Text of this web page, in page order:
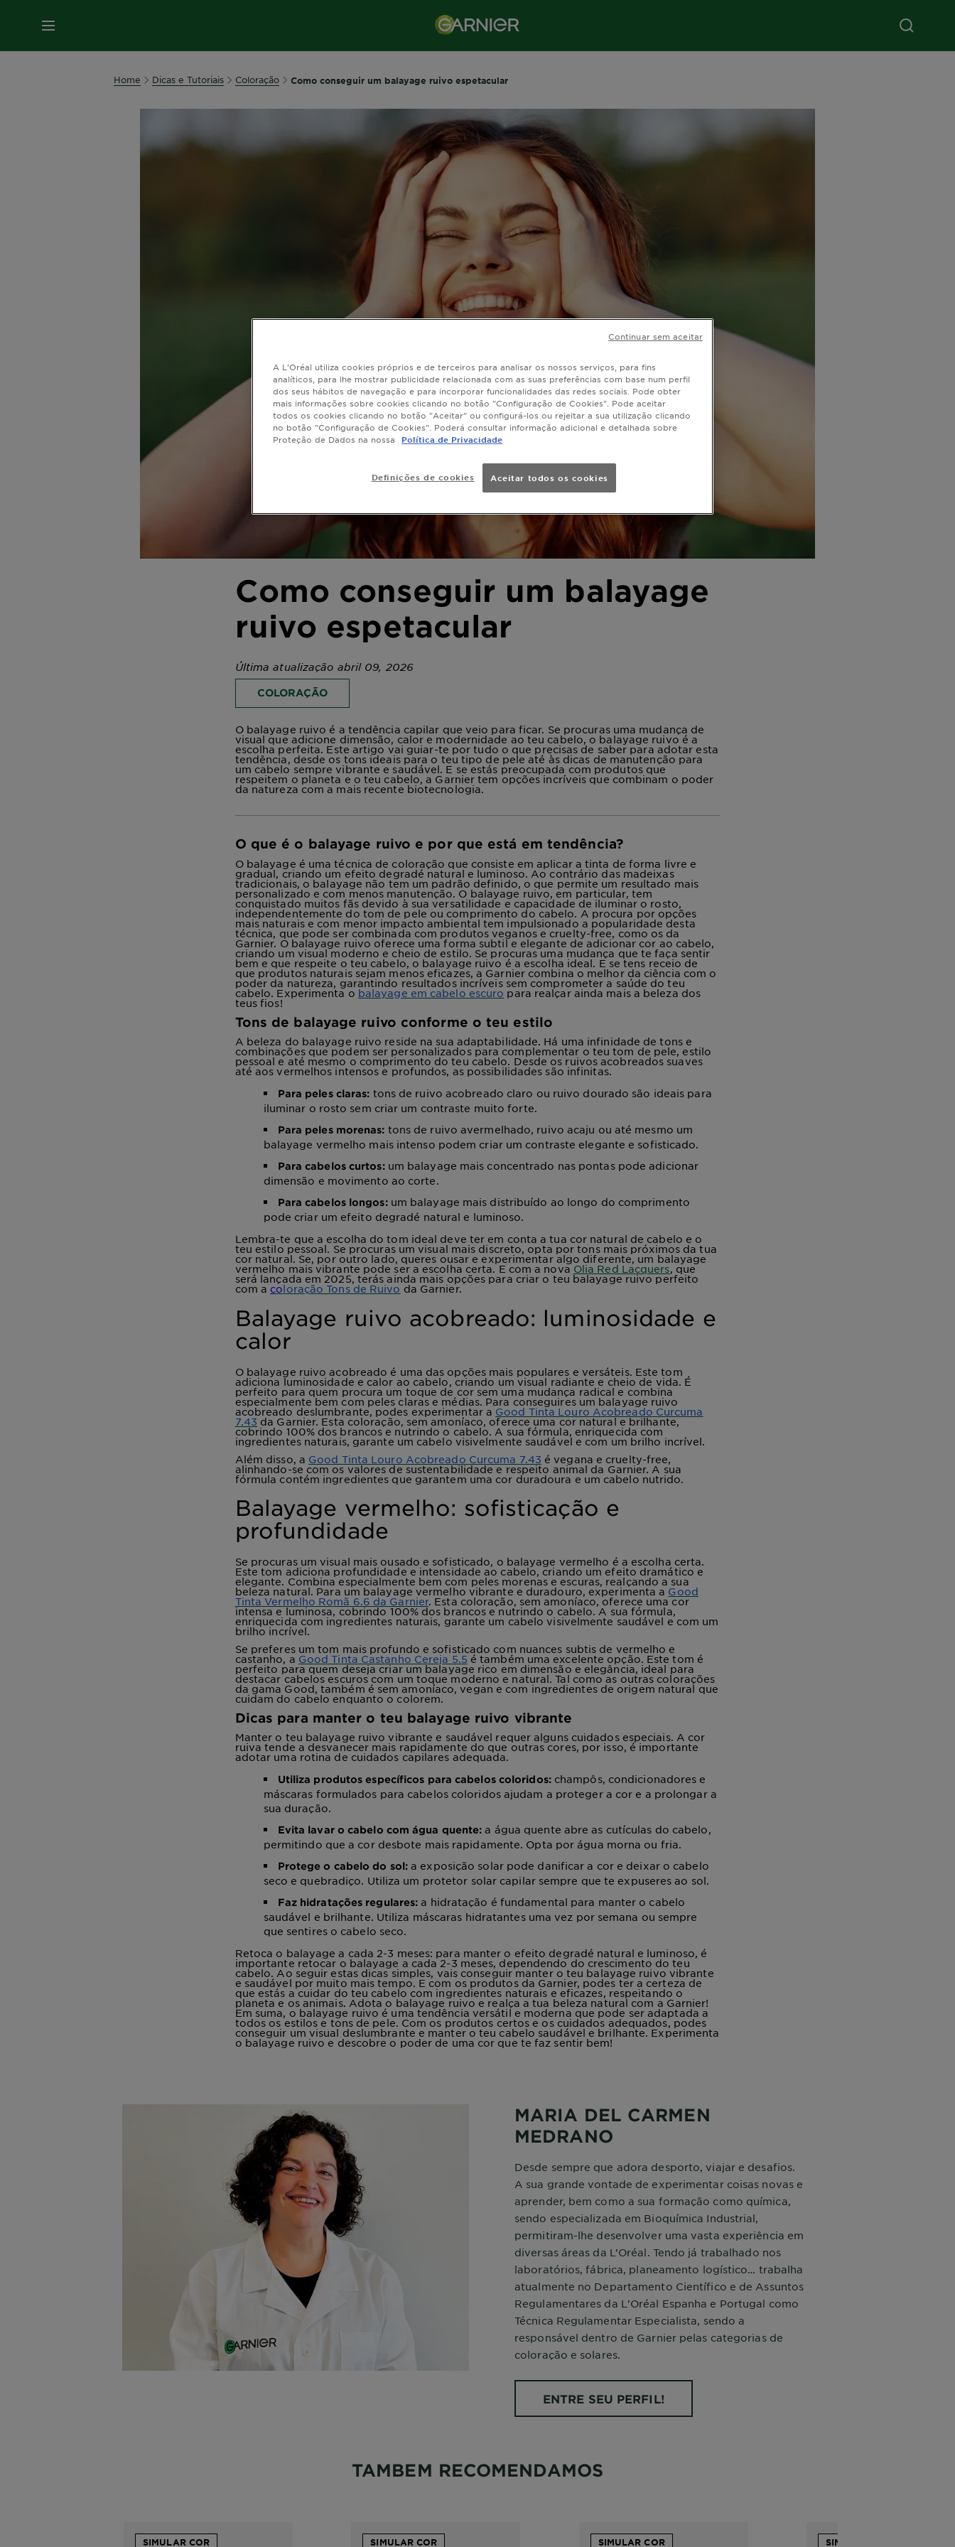
MENU
Home Dicas e Tutoriais Coloração Como conseguir um balayage ruivo espetacular
Como conseguir um balayage
ruivo espetacular
Última atualização abril 09, 2026
COLORAÇÃO
O balayage ruivo é a tendência capilar que veio para ficar. Se procuras uma mudança de
visual que adicione dimensão, calor e modernidade ao teu cabelo, o balayage ruivo é a
escolha perfeita. Este artigo vai guiar-te por tudo o que precisas de saber para adotar esta
tendência, desde os tons ideais para o teu tipo de pele até às dicas de manutenção para
um cabelo sempre vibrante e saudável. E se estás preocupada com produtos que
respeitem o planeta e o teu cabelo, a Garnier tem opções incríveis que combinam o poder
da natureza com a mais recente biotecnologia.
O que é o balayage ruivo e por que está em tendência?
O balayage é uma técnica de coloração que consiste em aplicar a tinta de forma livre e
gradual, criando um efeito degradé natural e luminoso. Ao contrário das madeixas
tradicionais, o balayage não tem um padrão definido, o que permite um resultado mais
personalizado e com menos manutenção. O balayage ruivo, em particular, tem
conquistado muitos fãs devido à sua versatilidade e capacidade de iluminar o rosto,
independentemente do tom de pele ou comprimento do cabelo. A procura por opções
mais naturais e com menor impacto ambiental tem impulsionado a popularidade desta
técnica, que pode ser combinada com produtos veganos e cruelty-free, como os da
Garnier. O balayage ruivo oferece uma forma subtil e elegante de adicionar cor ao cabelo,
criando um visual moderno e cheio de estilo. Se procuras uma mudança que te faça sentir
bem e que respeite o teu cabelo, o balayage ruivo é a escolha ideal. E se tens receio de
que produtos naturais sejam menos eficazes, a Garnier combina o melhor da ciência com o
poder da natureza, garantindo resultados incríveis sem comprometer a saúde do teu
cabelo. Experimenta o balayage em cabelo escuro para realçar ainda mais a beleza dos
teus fios!
Tons de balayage ruivo conforme o teu estilo
A beleza do balayage ruivo reside na sua adaptabilidade. Há uma infinidade de tons e
combinações que podem ser personalizados para complementar o teu tom de pele, estilo
pessoal e até mesmo o comprimento do teu cabelo. Desde os ruivos acobreados suaves
até aos vermelhos intensos e profundos, as possibilidades são infinitas.
Para peles claras: tons de ruivo acobreado claro ou ruivo dourado são ideais para
iluminar o rosto sem criar um contraste muito forte.
Para peles morenas: tons de ruivo avermelhado, ruivo acaju ou até mesmo um
balayage vermelho mais intenso podem criar um contraste elegante e sofisticado.
Para cabelos curtos: um balayage mais concentrado nas pontas pode adicionar
dimensão e movimento ao corte.
Para cabelos longos:um balayage mais distribuído ao longo do comprimento
pode criar um efeito degradé natural e luminoso.
Lembra-te que a escolha do tom ideal deve ter em conta a tua cor natural de cabelo e o
teu estilo pessoal. Se procuras um visual mais discreto, opta por tons mais próximos da tua
cor natural. Se, por outro lado, queres ousar e experimentar algo diferente, um balayage
vermelho mais vibrante pode ser a escolha certa. E com a nova Olia Red Lacquers, que
será lançada em 2025, terás ainda mais opções para criar o teu balayage ruivo perfeito
com a coloração Tons de Ruivo da Garnier.
Balayage ruivo acobreado: luminosidade e
calor
O balayage ruivo acobreado é uma das opções mais populares e versáteis. Este tom
adiciona luminosidade e calor ao cabelo, criando um visual radiante e cheio de vida. É
perfeito para quem procura um toque de cor sem uma mudança radical e combina
especialmente bem com peles claras e médias. Para conseguires um balayage ruivo
acobreado deslumbrante, podes experimentar a Good Tinta Louro Acobreado Curcuma
7.43 da Garnier. Esta coloração, sem amoníaco, oferece uma cor natural e brilhante,
cobrindo 100% dos brancos e nutrindo o cabelo. A sua fórmula, enriquecida com
ingredientes naturais, garante um cabelo visivelmente saudável e com um brilho incrível.
Além disso, a Good Tinta Louro Acobreado Curcuma 7.43 é vegana e cruelty-free,
alinhando-se com os valores de sustentabilidade e respeito animal da Garnier. A sua
fórmula contém ingredientes que garantem uma cor duradoura e um cabelo nutrido.
Balayage vermelho: sofisticação e
profundidade
Se procuras um visual mais ousado e sofisticado, o balayage vermelho é a escolha certa.
Este tom adiciona profundidade e intensidade ao cabelo, criando um efeito dramático e
elegante. Combina especialmente bem com peles morenas e escuras, realçando a sua
beleza natural. Para um balayage vermelho vibrante e duradouro, experimenta a Good
Tinta Vermelho Romã 6.6 da Garnier. Esta coloração, sem amoníaco, oferece uma cor
intensa e luminosa, cobrindo 100% dos brancos e nutrindo o cabelo. A sua fórmula,
enriquecida com ingredientes naturais, garante um cabelo visivelmente saudável e com um
brilho incrível.
Se preferes um tom mais profundo e sofisticado com nuances subtis de vermelho e
castanho, a Good Tinta Castanho Cereja 5.5 é também uma excelente opção. Este tom é
perfeito para quem deseja criar um balayage rico em dimensão e elegância, ideal para
destacar cabelos escuros com um toque moderno e natural. Tal como as outras colorações
da gama Good, também é sem amoníaco, vegan e com ingredientes de origem natural que
cuidam do cabelo enquanto o colorem.
Dicas para manter o teu balayage ruivo vibrante
Manter o teu balayage ruivo vibrante e saudável requer alguns cuidados especiais. A cor
ruiva tende a desvanecer mais rapidamente do que outras cores, por isso, é importante
adotar uma rotina de cuidados capilares adequada.
Utiliza produtos específicos para cabelos coloridos:champôs, condicionadores e
máscaras formulados para cabelos coloridos ajudam a proteger a cor e a prolongar a
sua duração.
Evita lavar o cabelo com água quente:a água quente abre as cutículas do cabelo,
permitindo que a cor desbote mais rapidamente. Opta por água morna ou fria.
Protege o cabelo do sol: a exposição solar pode danificar a cor e deixar o cabelo
seco e quebradiço. Utiliza um protetor solar capilar sempre que te expuseres ao sol.
Faz hidratações regulares:a hidratação é fundamental para manter o cabelo
saudável e brilhante. Utiliza máscaras hidratantes uma vez por semana ou sempre
que sentires o cabelo seco.
Retoca o balayage a cada 2-3 meses: para manter o efeito degradé natural e luminoso, é
importante retocar o balayage a cada 2-3 meses, dependendo do crescimento do teu
cabelo. Ao seguir estas dicas simples, vais conseguir manter o teu balayage ruivo vibrante
e saudável por muito mais tempo. E com os produtos da Garnier, podes ter a certeza de
que estás a cuidar do teu cabelo com ingredientes naturais e eficazes, respeitando o
planeta e os animais. Adota o balayage ruivo e realça a tua beleza natural com a Garnier!
Em suma, o balayage ruivo é uma tendência versátil e moderna que pode ser adaptada a
todos os estilos e tons de pele. Com os produtos certos e os cuidados adequados, podes
conseguir um visual deslumbrante e manter o teu cabelo saudável e brilhante. Experimenta
o balayage ruivo e descobre o poder de uma cor que te faz sentir bem!
MARIA DEL CARMEN
MEDRANO
Desde sempre que adora desporto, viajar e desafios.
A sua grande vontade de experimentar coisas novas e
aprender, bem como a sua formação como química,
sendo especializada em Bioquímica Industrial,
permitiram-lhe desenvolver uma vasta experiência em
diversas áreas da L’Oréal. Tendo já trabalhado nos
laboratórios, fábrica, planeamento logístico… trabalha
atualmente no Departamento Científico e de Assuntos
Regulamentares da L'Oréal Espanha e Portugal como
Técnica Regulamentar Especialista, sendo a
responsável dentro de Garnier pelas categorias de
coloração e solares.
ENTRE SEU PERFIL!
TAMBEM RECOMENDAMOS
SIMULAR COR SIMULAR COR SIMULAR COR SIMULAR COR
A L'Oréal utiliza cookies próprios e de terceiros para analisar os nossos serviços, para fins
analíticos, para lhe mostrar publicidade relacionada com as suas preferências com base num perfil
dos seus hábitos de navegação e para incorporar funcionalidades das redes sociais. Pode obter
mais informações sobre cookies clicando no botão "Configuração de Cookies". Pode aceitar
todos os cookies clicando no botão "Aceitar" ou configurá-los ou rejeitar a sua utilização clicando
no botão "Configuração de Cookies". Poderá consultar informação adicional e detalhada sobre
Proteção de Dados na nossa
Política de Privacidade
Definições de cookies Aceitar todos os cookies
Continuar sem aceitar